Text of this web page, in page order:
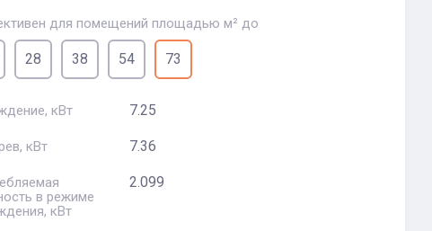
для помещений площадью м² до
28 38 54 73
кВт 7.25
кВт 7.36
в режиме
кВт
2.099